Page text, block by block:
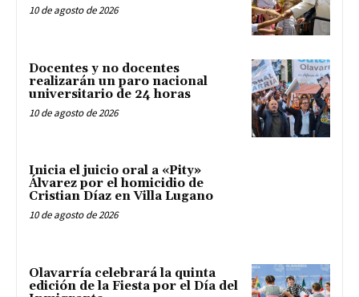
10 de agosto de 2026
Docentes y no docentes
realizarán un paro nacional
universitario de 24 horas
10 de agosto de 2026
Inicia el juicio oral a «Pity»
Álvarez por el homicidio de
Cristian Díaz en Villa Lugano
10 de agosto de 2026
Olavarría celebrará la quinta
edición de la Fiesta por el Día del